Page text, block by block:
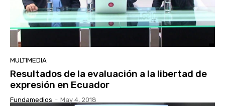
MULTIMEDIA
Resultados de la evaluación a la libertad de
expresión en Ecuador
Fundamedios - May 4, 2018